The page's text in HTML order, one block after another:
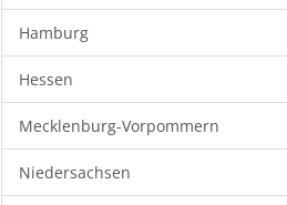
Hamburg
Hessen
Mecklenburg-Vorpommern
Niedersachsen